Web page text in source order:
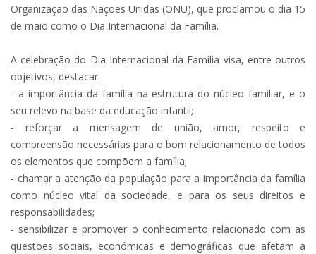
Organização das Nações Unidas (ONU), que proclamou o dia 15
de maio como o Dia Internacional da Família.
A celebração do Dia Internacional da Família visa, entre outros
objetivos, destacar:
- a importância da família na estrutura do núcleo familiar, e o
seu relevo na base da educação infantil;
- reforçar a mensagem de união, amor, respeito e
compreensão necessárias para o bom relacionamento de todos
os elementos que compõem a família;
- chamar a atenção da população para a importância da família
como núcleo vital da sociedade, e para os seus direitos e
responsabilidades;
- sensibilizar e promover o conhecimento relacionado com as
questões sociais, económicas e demográficas que afetam a